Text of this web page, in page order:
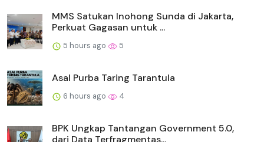
MMS Satukan Inohong Sunda di Jakarta,
Perkuat Gagasan untuk ...
5 hours ago 5
Asal Purba Taring Tarantula
6 hours ago 4
BPK Ungkap Tantangan Government 5.0,
dari Data Terfragmentas...